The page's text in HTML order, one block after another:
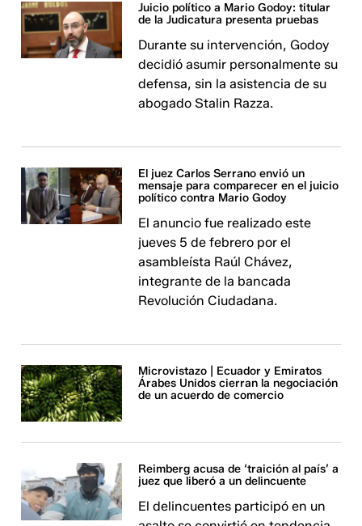
Juicio político a Mario Godoy: titular
de la Judicatura presenta pruebas
Durante su intervención, Godoy
decidió asumir personalmente su
defensa, sin la asistencia de su
abogado Stalin Razza.
El juez Carlos Serrano envió un
mensaje para comparecer en el juicio
político contra Mario Godoy
El anuncio fue realizado este
jueves 5 de febrero por el
asambleísta Raúl Chávez,
integrante de la bancada
Revolución Ciudadana.
Microvistazo | Ecuador y Emiratos
Árabes Unidos cierran la negociación
de un acuerdo de comercio
Reimberg acusa de ‘traición al país’ a
juez que liberó a un delincuente
El delincuentes participó en un